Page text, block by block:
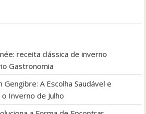
receita clássica de inverno
Gastronomia
A Escolha Saudável e
Inverno de Julho